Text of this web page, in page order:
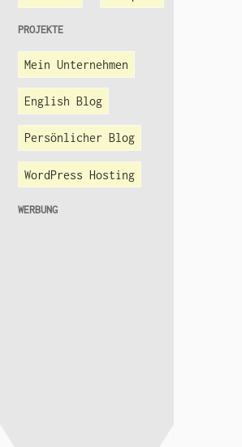
PROJEKTE
Mein Unternehmen
English Blog
Persönlicher Blog
WordPress Hosting
WERBUNG